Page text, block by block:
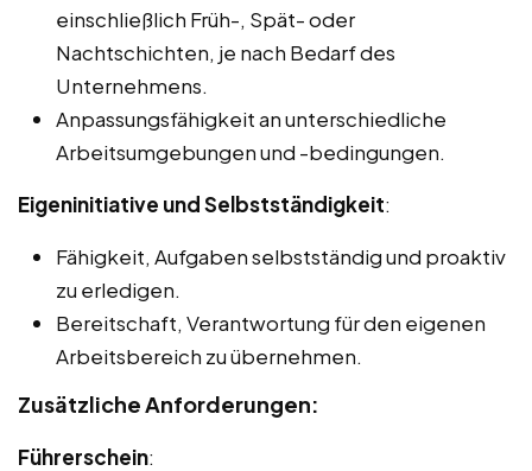
einschließlich Früh-, Spät- oder
Nachtschichten, je nach Bedarf des
Unternehmens.
Anpassungsfähigkeit an unterschiedliche
Arbeitsumgebungen und -bedingungen.
Eigeninitiative und Selbstständigkeit:
Fähigkeit, Aufgaben selbstständig und proaktiv
zu erledigen.
Bereitschaft, Verantwortung für den eigenen
Arbeitsbereich zu übernehmen.
Zusätzliche Anforderungen:
Führerschein: